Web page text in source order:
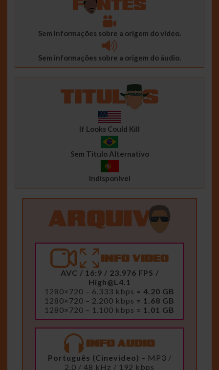
Sem Informações sobre a origem do video.
Sem informações sobre a origem do áudio.
If Looks Could Kill
Sem Titulo Alternativo
Indisponivel
AVC / 16:9 / 23.976 FPS /
High@L4.1
1280×720 – 6.333 kbps = 4.20 GB
1280×720 – 2.200 kbps = 1.68 GB
1280×720 – 1.100 kbps = 1.01 GB
Português (Cinevideo) – MP3 /
2.0 / 48 kHz / 192 kbps